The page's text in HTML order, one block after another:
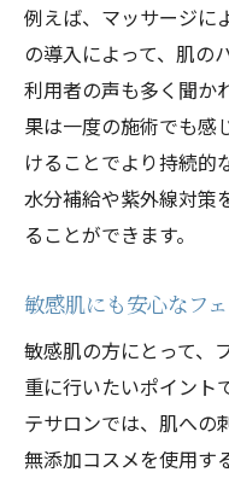
例えば、マッサージに
の導入によって、肌の
利用者の声も多く聞か
果は一度の施術でも感
けることでより持続的
水分補給や紫外線対策
ることができます。
敏感肌にも安心なフ
敏感肌の方にとって、
重に行いたいポイント
テサロンでは、肌への
無添加コスメを使用す